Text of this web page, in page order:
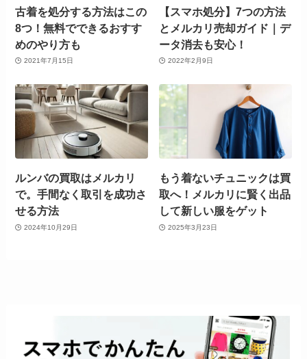
古着を処分する方法はこの
8つ！無料でできるおすす
めのやり方も
2021年7月15日
【スマホ処分】7つの方法
とメルカリ売却ガイド｜デ
ータ消去も安心！
2022年2月9日
ルンバの買取はメルカリ
で。手間なく取引を成功さ
せる方法
2024年10月29日
もう着ないチュニックは買
取へ！メルカリに賢く出品
して新しい服をゲット
2025年3月23日